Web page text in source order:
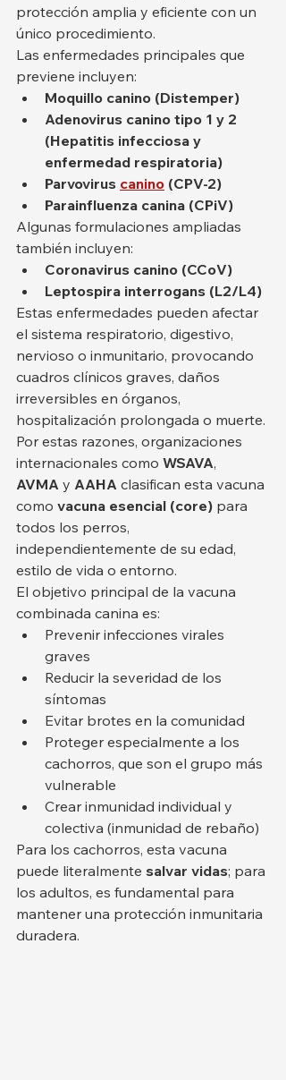
protección amplia y eficiente con un
único procedimiento.
Las enfermedades principales que
previene incluyen:
Moquillo canino (Distemper)
Adenovirus canino tipo 1 y 2
(Hepatitis infecciosa y
enfermedad respiratoria)
Parvovirus canino (CPV-2)
Parainfluenza canina (CPiV)
Algunas formulaciones ampliadas
también incluyen:
Coronavirus canino (CCoV)
Leptospira interrogans (L2/L4)
Estas enfermedades pueden afectar
el sistema respiratorio, digestivo,
nervioso o inmunitario, provocando
cuadros clínicos graves, daños
irreversibles en órganos,
hospitalización prolongada o muerte.
Por estas razones, organizaciones
internacionales como WSAVA,
AVMA y AAHA clasifican esta vacuna
como vacuna esencial (core) para
todos los perros,
independientemente de su edad,
estilo de vida o entorno.
El objetivo principal de la vacuna
combinada canina es:
Prevenir infecciones virales
graves
Reducir la severidad de los
síntomas
Evitar brotes en la comunidad
Proteger especialmente a los
cachorros, que son el grupo más
vulnerable
Crear inmunidad individual y
colectiva (inmunidad de rebaño)
Para los cachorros, esta vacuna
puede literalmente salvar vidas; para
los adultos, es fundamental para
mantener una protección inmunitaria
duradera.